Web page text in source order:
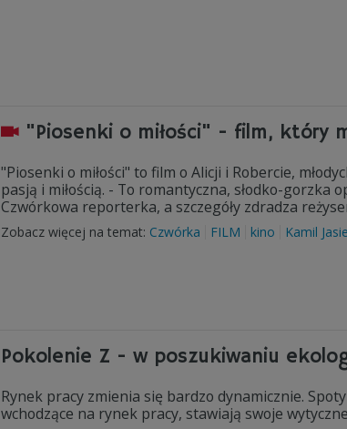
"Piosenki o miłości" - film, który
"Piosenki o miłości" to film o Alicji i Robercie,
pasją i miłością. - To romantyczna, słodko-gorzka
Czwórkowa reporterka, a szczegóły zdradza
Zobacz więcej na temat: Czwórka FILM kino Kamil
Pokolenie Z - w poszukiwaniu
Rynek pracy zmienia się bardzo dynamicznie.
wchodzące na rynek pracy, stawiają swoje